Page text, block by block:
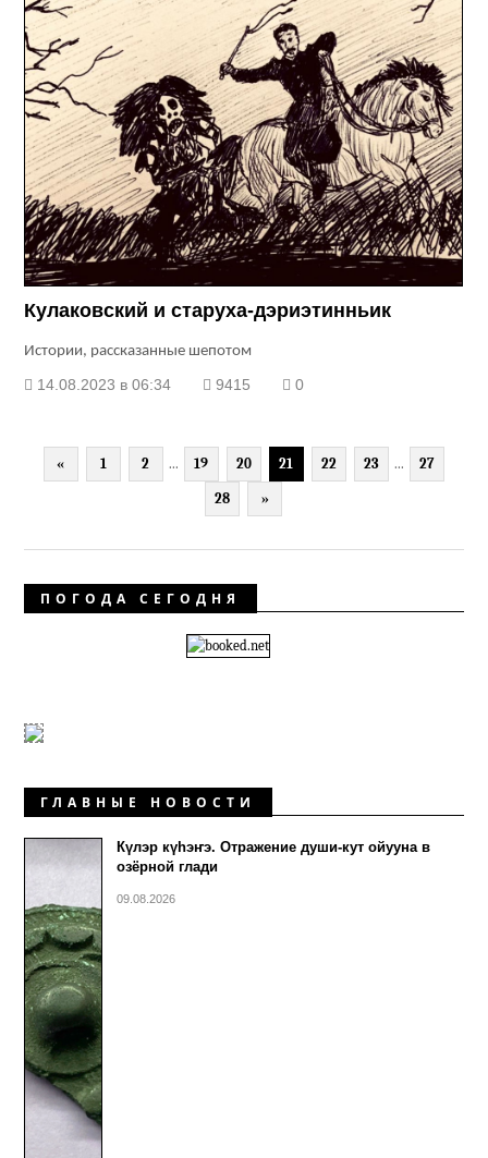
Кулаковский и старуха-дэриэтинньик
Истории, рассказанные шепотом
14.08.2023 в 06:34 9415 0
« 1 2 ... 19 20 21 22 23 ... 27
28 »
ПОГОДА СЕГОДНЯ
ГЛАВНЫЕ НОВОСТИ
Күлэр күhэҥэ. Отражение души-кут ойууна в
озёрной глади
09.08.2026